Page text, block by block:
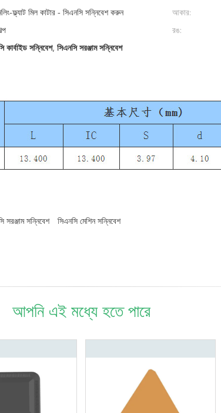
ফ্ল্যাট মিল কাটার - সিএনসি সন্নিবেশ করুন আকার:
রঙ:
কার্বাইড সন্নিবেশ, সিএনসি সরঞ্জাম সন্নিবেশ
সরঞ্জাম সন্নিবেশ সিএনসি মেশিন সন্নিবেশ
আপনি এই মধ্যে হতে পারে